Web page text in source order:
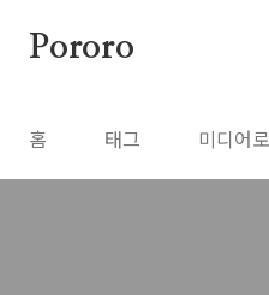
Pororo
홈 태그 미디어